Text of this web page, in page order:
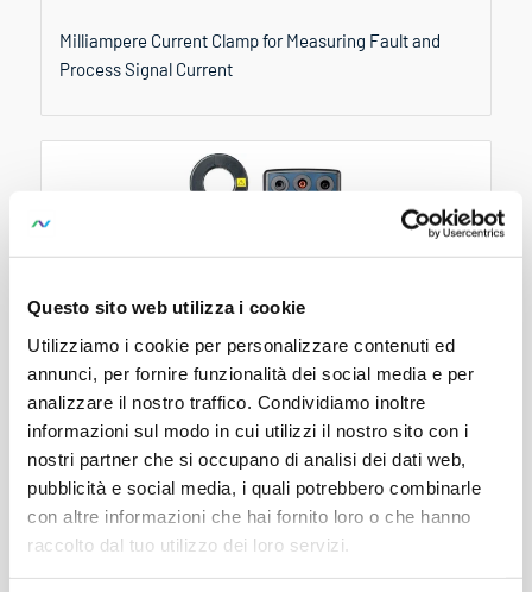
Questo sito web utilizza i cookie
Utilizziamo i cookie per personalizzare contenuti ed
annunci, per fornire funzionalità dei social media e per
analizzare il nostro traffico. Condividiamo inoltre
informazioni sul modo in cui utilizzi il nostro sito con i
nostri partner che si occupano di analisi dei dati web,
pubblicità e social media, i quali potrebbero combinarle
con altre informazioni che hai fornito loro o che hanno
raccolto dal tuo utilizzo dei loro servizi.
Milliampere Current Clamp for Measuring Fault and
Process Signal Current
METRACLIP 64
Milliampere Current Clamp for Measuring Fault and
Process Signal Current